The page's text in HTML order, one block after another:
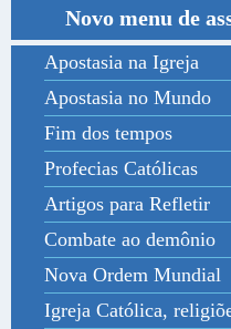
Novo menu de
Apostasia na Igreja
Apostasia no Mundo
Fim dos tempos
Profecias Católicas
Artigos para Refletir
Combate ao demônio
Nova Ordem Mundial
Igreja Católica,